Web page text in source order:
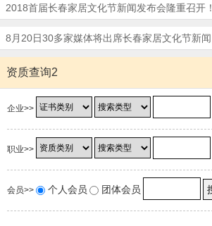
2018首届长春家居文化节新闻发布会隆重召开！
8月20日30多家媒体将出席长春家居文化节新闻
发布会
资质查询2
企业>>
职业>>
会员>> 个人会员 团体会员